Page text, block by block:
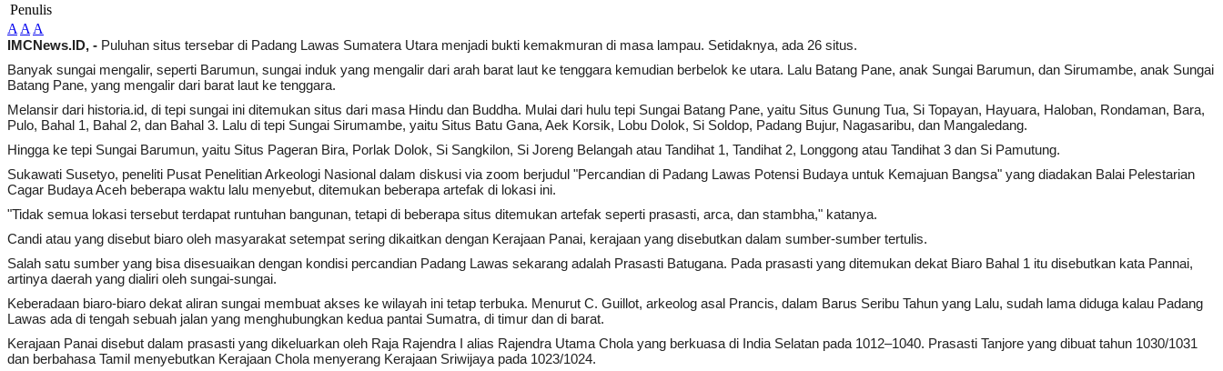
Penulis
A A A
IMCNews.ID, - Puluhan situs tersebar di Padang Lawas Sumatera Utara menjadi bukti kemakmuran di masa lampau. Setidaknya, ada 26 situs.
Banyak sungai mengalir, seperti Barumun, sungai induk yang mengalir dari arah barat laut ke tenggara kemudian berbelok ke utara. Lalu Batang Pane, anak Sungai Barumun, dan Sirumambe, anak Sungai
Batang Pane, yang mengalir dari barat laut ke tenggara.
Melansir dari historia.id, di tepi sungai ini ditemukan situs dari masa Hindu dan Buddha. Mulai dari hulu tepi Sungai Batang Pane, yaitu Situs Gunung Tua, Si Topayan, Hayuara, Haloban, Rondaman, Bara,
Pulo, Bahal 1, Bahal 2, dan Bahal 3. Lalu di tepi Sungai Sirumambe, yaitu Situs Batu Gana, Aek Korsik, Lobu Dolok, Si Soldop, Padang Bujur, Nagasaribu, dan Mangaledang.
Hingga ke tepi Sungai Barumun, yaitu Situs Pageran Bira, Porlak Dolok, Si Sangkilon, Si Joreng Belangah atau Tandihat 1, Tandihat 2, Longgong atau Tandihat 3 dan Si Pamutung.
Sukawati Susetyo, peneliti Pusat Penelitian Arkeologi Nasional dalam diskusi via zoom berjudul "Percandian di Padang Lawas Potensi Budaya untuk Kemajuan Bangsa" yang diadakan Balai Pelestarian
Cagar Budaya Aceh beberapa waktu lalu menyebut, ditemukan beberapa artefak di lokasi ini.
"Tidak semua lokasi tersebut terdapat runtuhan bangunan, tetapi di beberapa situs ditemukan artefak seperti prasasti, arca, dan stambha," katanya.
Candi atau yang disebut biaro oleh masyarakat setempat sering dikaitkan dengan Kerajaan Panai, kerajaan yang disebutkan dalam sumber-sumber tertulis.
Salah satu sumber yang bisa disesuaikan dengan kondisi percandian Padang Lawas sekarang adalah Prasasti Batugana. Pada prasasti yang ditemukan dekat Biaro Bahal 1 itu disebutkan kata Pannai,
artinya daerah yang dialiri oleh sungai-sungai.
Keberadaan biaro-biaro dekat aliran sungai membuat akses ke wilayah ini tetap terbuka. Menurut C. Guillot, arkeolog asal Prancis, dalam Barus Seribu Tahun yang Lalu, sudah lama diduga kalau Padang
Lawas ada di tengah sebuah jalan yang menghubungkan kedua pantai Sumatra, di timur dan di barat.
Kerajaan Panai disebut dalam prasasti yang dikeluarkan oleh Raja Rajendra I alias Rajendra Utama Chola yang berkuasa di India Selatan pada 1012–1040. Prasasti Tanjore yang dibuat tahun 1030/1031
dan berbahasa Tamil menyebutkan Kerajaan Chola menyerang Kerajaan Sriwijaya pada 1023/1024.